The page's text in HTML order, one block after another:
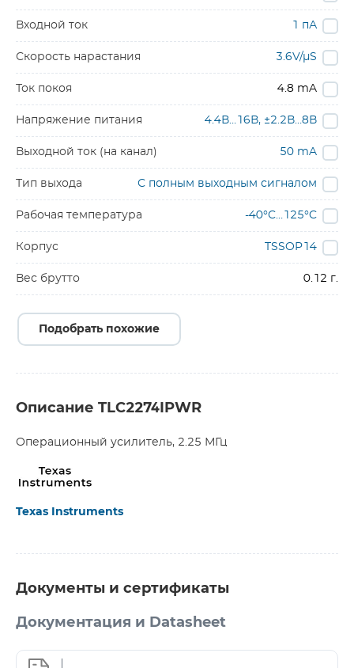
Входной ток 1 пА
Скорость нарастания 3.6V/µS
Ток покоя 4.8 mA
Напряжение питания 4.4В…16В, ±2.2В…8В
Выходной ток (на канал) 50 mA
Тип выхода С полным выходным сигналом
Рабочая температура -40°C…125°C
Корпус TSSOP14
Вес брутто 0.12 г.
Подобрать похожие
Описание TLC2274IPWR
Операционный усилитель, 2.25 МГц
Texas Instruments
Документы и сертификаты
Документация и Datasheet